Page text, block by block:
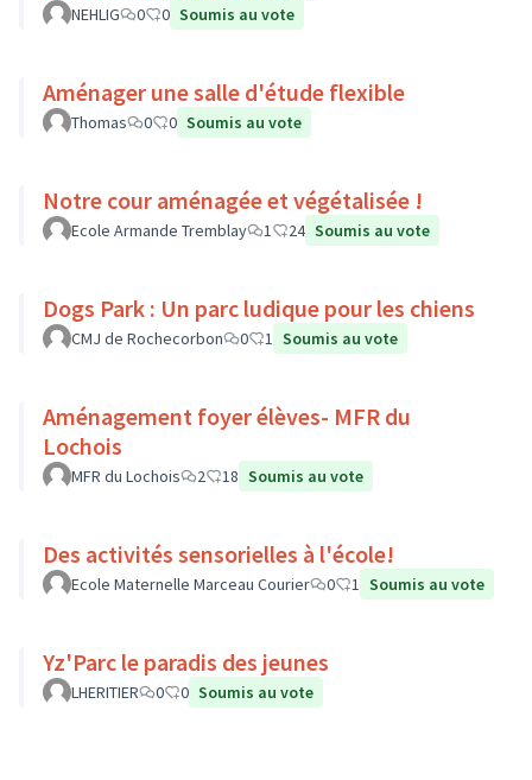
NEHLIG 0 0 Soumis au vote
Aménager une salle d'étude flexible
Thomas 0 0 Soumis au vote
Notre cour aménagée et végétalisée !
Ecole Armande Tremblay 1 24 Soumis au vote
Dogs Park : Un parc ludique pour les chiens
CMJ de Rochecorbon 0 1 Soumis au vote
Aménagement foyer élèves- MFR du
Lochois
MFR du Lochois 2 18 Soumis au vote
Des activités sensorielles à l'école!
Ecole Maternelle Marceau Courier 0 1 Soumis au vote
Yz'Parc le paradis des jeunes
LHERITIER 0 0 Soumis au vote